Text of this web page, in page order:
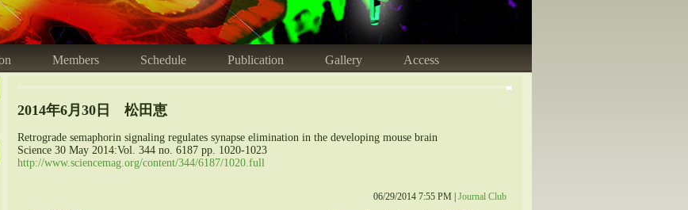
Members Schedule Publication Gallery Access
2014年6月30日 松田恵
Retrograde semaphorin signaling regulates synapse elimination in the developing mouse brain
Science 30 May 2014:Vol. 344 no. 6187 pp. 1020-1023
http://www.sciencemag.org/content/344/6187/1020.full
06/29/2014 7:55 PM |Journal Club